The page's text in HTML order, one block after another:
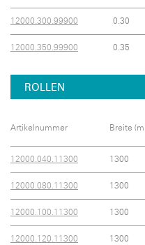
12000.300.99900 0.30
12000.350.99900 0.35
ROLLEN
Artikelnummer Breite
12000.040.11300 1300
12000.080.11300 1300
12000.100.11300 1300
12000.120.11300 1300